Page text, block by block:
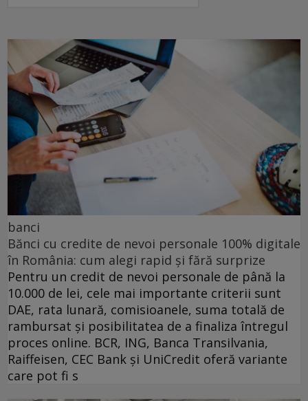
banci
Bănci cu credite de nevoi personale 100% digitale
în România: cum alegi rapid și fără surprize
Pentru un credit de nevoi personale de până la
10.000 de lei, cele mai importante criterii sunt
DAE, rata lunară, comisioanele, suma totală de
rambursat și posibilitatea de a finaliza întregul
proces online. BCR, ING, Banca Transilvania,
Raiffeisen, CEC Bank și UniCredit oferă variante
care pot fi s